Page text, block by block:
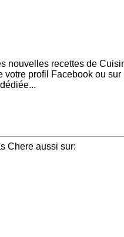
nouvelles recettes de
votre profil Facebook ou sur
dédiée...
Chere aussi sur: